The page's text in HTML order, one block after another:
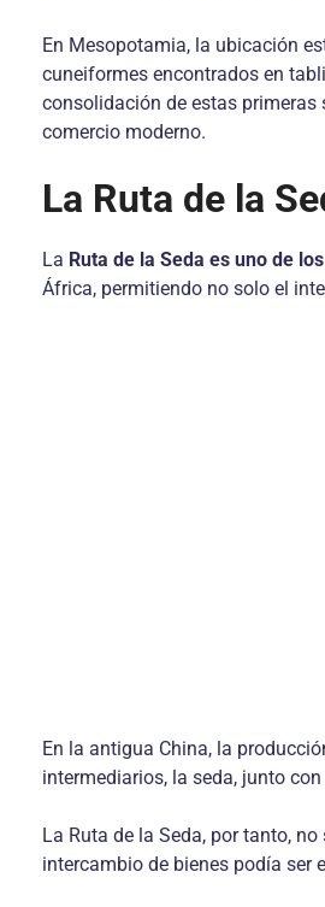
En Mesopotamia, la ubicación
cuneiformes encontrados en
consolidación de estas
comercio moderno.
La Ruta de la
La Ruta de la Seda es uno de
África, permitiendo no solo el
En la antigua China, la
intermediarios, la seda, junto
La Ruta de la Seda, por tanto,
intercambio de bienes podía ser